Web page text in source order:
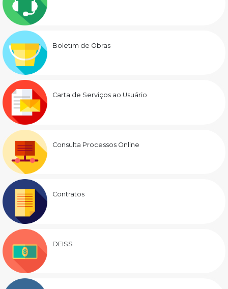
Boletim de Obras
Carta de Serviços ao Usuário
Consulta Processos Online
Contratos
DEISS